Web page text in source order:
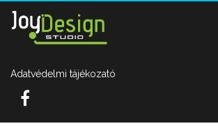
Adatvédelmi tájékozató